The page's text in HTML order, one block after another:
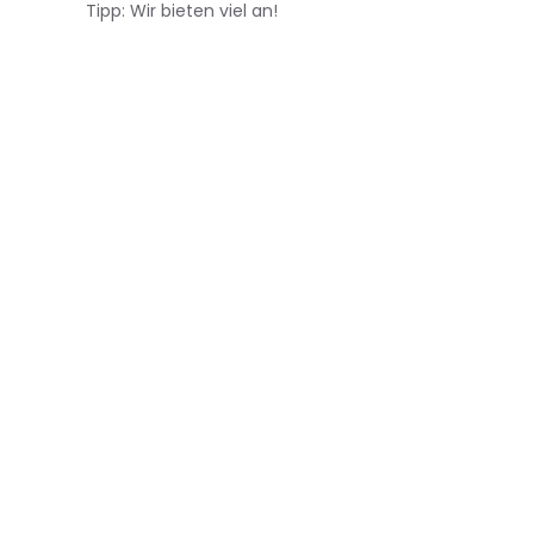
Tipp: Wir bieten viel an!